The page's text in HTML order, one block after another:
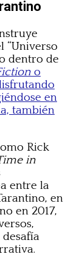
“Universo
dentro de
o
en
también
Rick
in
entre la
en
en 2017,